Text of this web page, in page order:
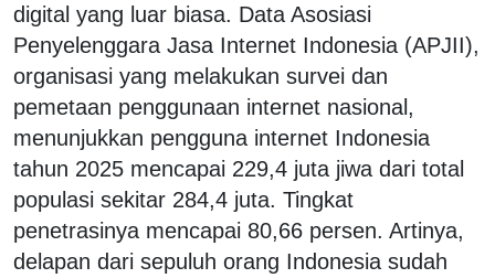
digital yang luar biasa. Data Asosiasi
Penyelenggara Jasa Internet Indonesia (APJII),
organisasi yang melakukan survei dan
pemetaan penggunaan internet nasional,
menunjukkan pengguna internet Indonesia
tahun 2025 mencapai 229,4 juta jiwa dari total
populasi sekitar 284,4 juta. Tingkat
penetrasinya mencapai 80,66 persen. Artinya,
delapan dari sepuluh orang Indonesia sudah